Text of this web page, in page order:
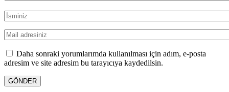
Daha sonraki yorumlarımda kullanılması için adım, e-posta
adresim ve site adresim bu tarayıcıya kaydedilsin.